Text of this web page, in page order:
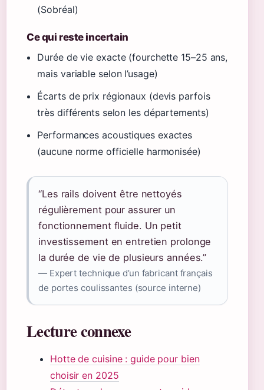
(Sobréal)
Ce qui reste incertain
Durée de vie exacte (fourchette 15–25 ans,
mais variable selon l’usage)
Écarts de prix régionaux (devis parfois
très différents selon les départements)
Performances acoustiques exactes
(aucune norme officielle harmonisée)
“Les rails doivent être nettoyés
régulièrement pour assurer un
fonctionnement fluide. Un petit
investissement en entretien prolonge
la durée de vie de plusieurs années.”
— Expert technique d’un fabricant français
de portes coulissantes (source interne)
Lecture connexe
Hotte de cuisine : guide pour bien
choisir en 2025